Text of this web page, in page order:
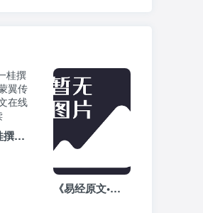
[元]胡一桂撰《周易启蒙翼传外篇》全文在线阅读
《易经原文•繁体版》全文完整版